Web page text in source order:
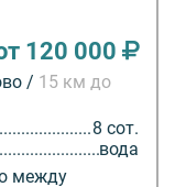
120 000
/ 15 км до
8 сот.
вода
между